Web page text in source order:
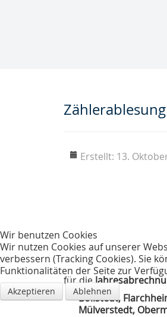
Erstellt: 13.
für die
Bollstedt,
Mülverstedt,
Wir benutzen Cookies
Wir nutzen Cookies auf unserer
verbessern (Tracking Cookies). Sie
Funktionalitäten der Seite zur
Akzeptieren Ablehnen